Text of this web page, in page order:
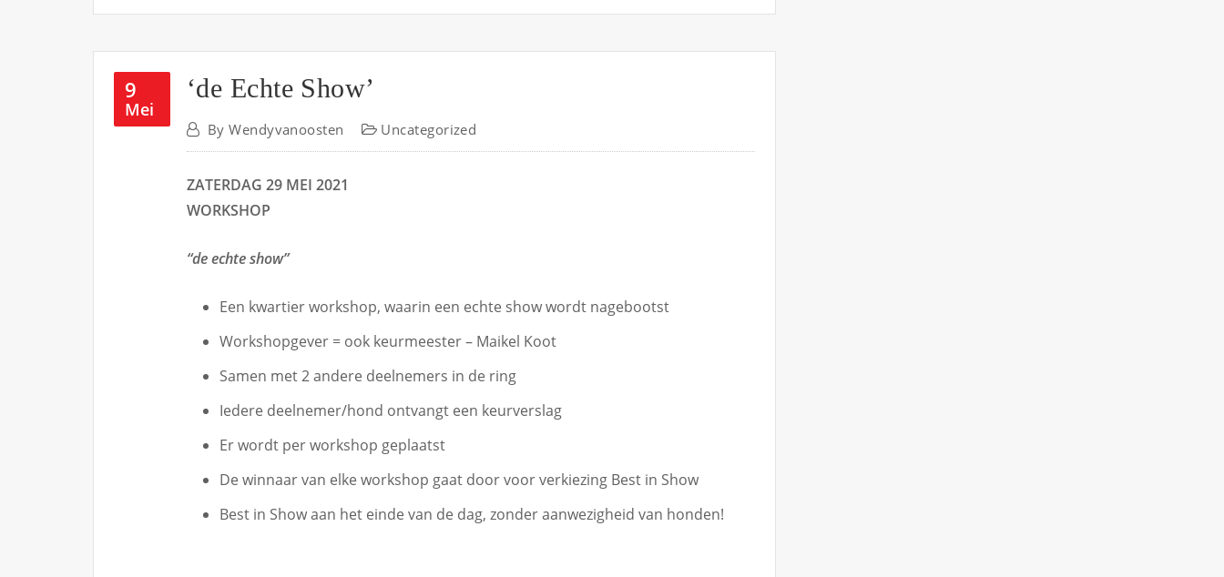
9
Mei
‘de Echte Show’
ByWendyvanoosten Uncategorized
ZATERDAG 29 MEI 2021
WORKSHOP
“de echte show”
Een kwartier workshop, waarin een echte show wordt nagebootst
Workshopgever = ook keurmeester – Maikel Koot
Samen met 2 andere deelnemers in de ring
Iedere deelnemer/hond ontvangt een keurverslag
Er wordt per workshop geplaatst
De winnaar van elke workshop gaat door voor verkiezing Best in Show
Best in Show aan het einde van de dag, zonder aanwezigheid van honden!